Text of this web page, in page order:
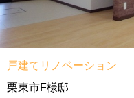
戸建てリノベーション
栗東市F様邸